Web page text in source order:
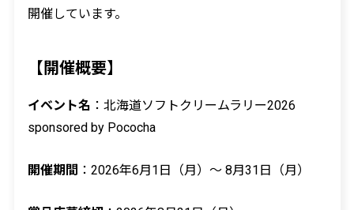
開催しています。
【開催概要】
イベント名 ：北海道ソフトクリームラリー2026
sponsored by Pococha
開催期間 ：2026年6月1日（月）～ 8月31日（月）